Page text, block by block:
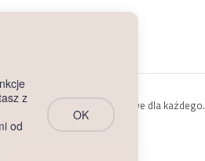
z
od
OK
ogłoszenia randkowe dla każdego.